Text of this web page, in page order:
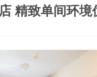
精致单间环境